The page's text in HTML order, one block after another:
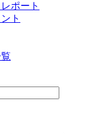
ポート
ト